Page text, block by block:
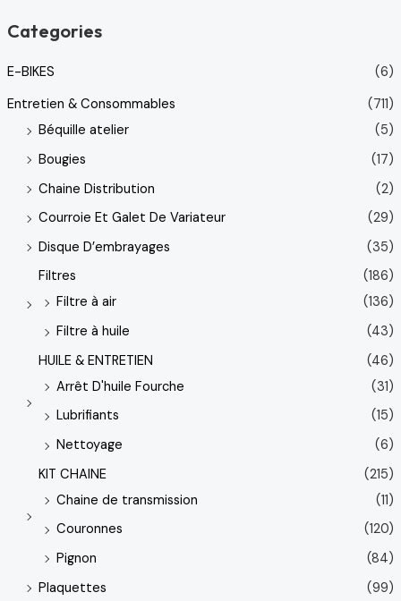
Categories
E-BIKES
(6)
Entretien & Consommables
(711)
Béquille atelier
(5)
Bougies
(17)
Chaine Distribution
(2)
Courroie Et Galet De Variateur
(29)
Disque D’embrayages
(35)
Filtres
(186)
Filtre à air
(136)
Filtre à huile
(43)
HUILE & ENTRETIEN
(46)
Arrêt D'huile Fourche
(31)
Lubrifiants
(15)
Nettoyage
(6)
KIT CHAINE
(215)
Chaine de transmission
(11)
Couronnes
(120)
Pignon
(84)
Plaquettes
(99)